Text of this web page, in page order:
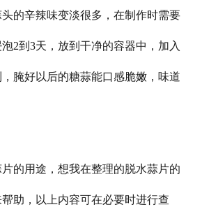
的辛辣味变淡很多，在制作时需要
2到3天，放到干净的容器中，加入
腌好以后的糖蒜能口感脆嫩，味道
的用途，想我在整理的脱水蒜片的
助，以上内容可在必要时进行查